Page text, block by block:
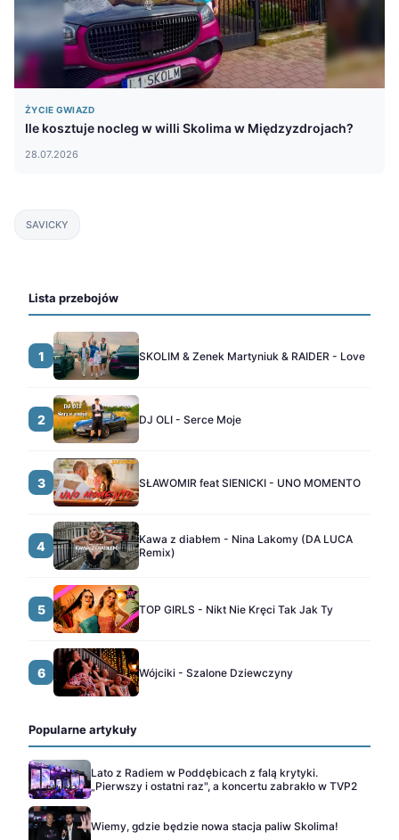
ŻYCIE GWIAZD
Ile kosztuje nocleg w willi Skolima w Międzyzdrojach?
28.07.2026
SAVICKY
Lista przebojów
1 SKOLIM & Zenek Martyniuk & RAIDER - Love
2 DJ OLI - Serce Moje
3 SŁAWOMIR feat SIENICKI - UNO MOMENTO
4
Kawa z diabłem - Nina Lakomy (DA LUCA
Remix)
5 TOP GIRLS - Nikt Nie Kręci Tak Jak Ty
6 Wójciki - Szalone Dziewczyny
Popularne artykuły
Lato z Radiem w Poddębicach z falą krytyki.
„Pierwszy i ostatni raz", a koncertu zabrakło w TVP2
Wiemy, gdzie będzie nowa stacja paliw Skolima!